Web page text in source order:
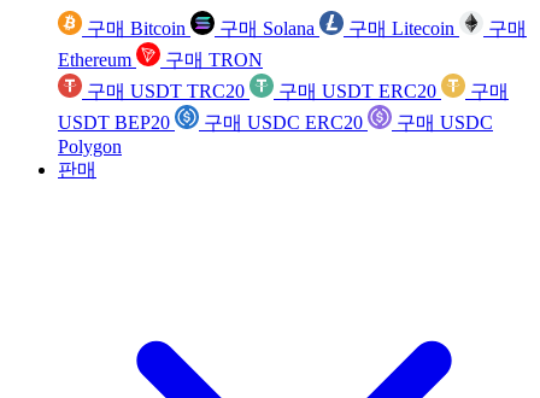
구매 Bitcoin 구매 Solana 구매 Litecoin
구매
Ethereum
구매 TRON
구매 USDT TRC20
구매 USDT ERC20
구매
USDT BEP20
구매 USDC ERC20
구매 USDC
Polygon
판매